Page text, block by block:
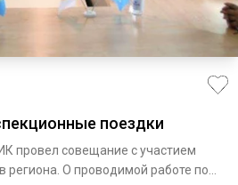
поездки
провел совещание с участием
региона. О проводимой работе по